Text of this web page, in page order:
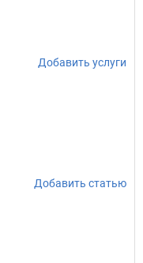
Добавить услуги
Добавить статью